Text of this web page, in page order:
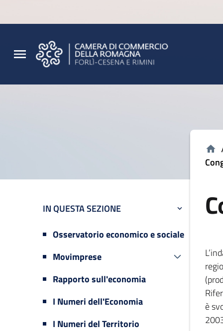
IN QUESTA SEZIONE
Osservatorio economico e sociale
Movimprese
Rapporto sull'economia
I Numeri dell'Economia
I Numeri del Territorio
è